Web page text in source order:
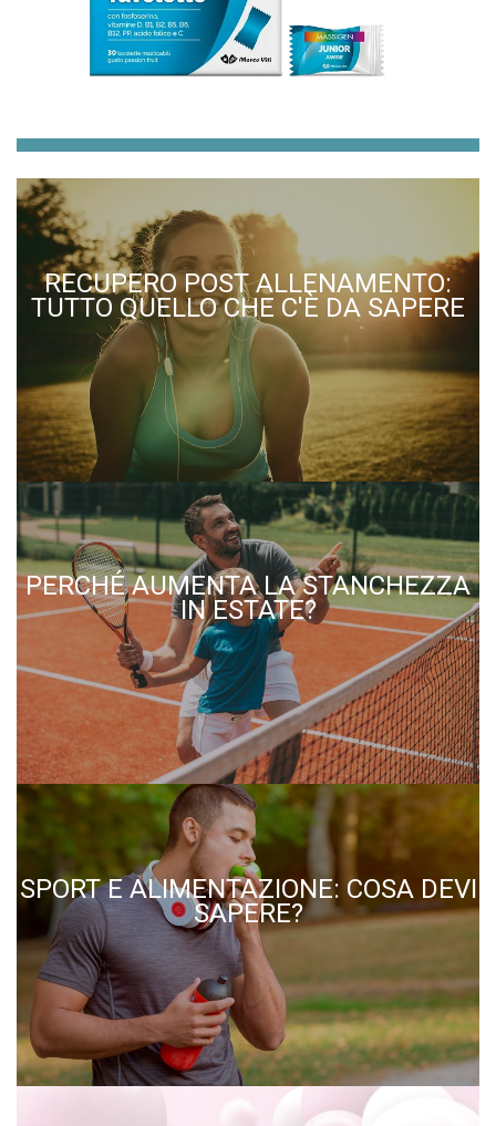
RECUPERO POST ALLENAMENTO:
TUTTO QUELLO CHE C'È DA SAPERE
PERCHÉ AUMENTA LA STANCHEZZA
IN ESTATE?
SPORT E ALIMENTAZIONE: COSA DEVI
SAPERE?